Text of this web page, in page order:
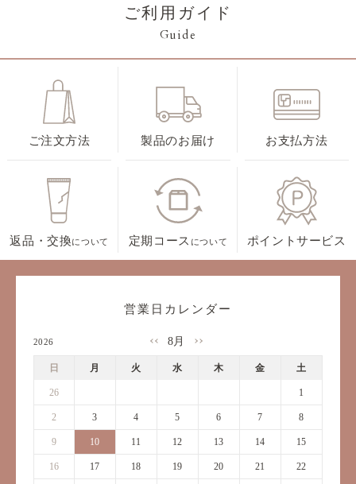
ご利用ガイド
Guide
営業日カレンダー
2026 8月
日 月 火 水 木 金 土
26 1
2 3 4 5 6 7 8
9 10 11 12 13 14 15
16 17 18 19 20 21 22
ご注文方法 製品のお届け お支払方法
返品・交換について 定期コース について ポイントサービス